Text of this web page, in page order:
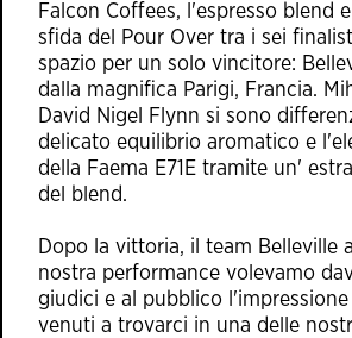
Falcon Coffees, l'espresso blend
sfida del Pour Over tra i sei
spazio per un solo vincitore:
dalla magnifica Parigi, Francia.
David Nigel Flynn si sono
delicato equilibrio aromatico e
della Faema E71E tramite un'
del blend.
Dopo la vittoria, il team Belleville
nostra performance volevamo
giudici e al pubblico l'impressione
venuti a trovarci in una delle